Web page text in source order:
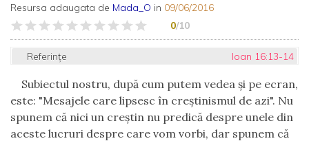
Resursa adaugata de Mada_O in 09/06/2016
0/10
Referințe Ioan 16:13-14
Subiectul nostru, după cum putem vedea şi pe ecran,
este: "Mesajele care lipsesc în creştinismul de azi". Nu
spunem că nici un creştin nu predică despre unele din
aceste lucruri despre care vom vorbi, dar spunem că